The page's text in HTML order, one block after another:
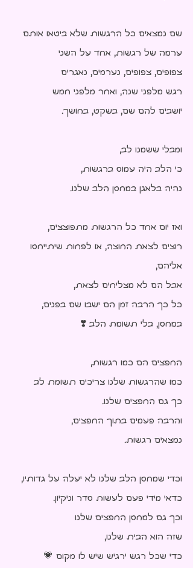
שם נמצאים כל הרגשות שלא ביטאו אותם
ערמה של רגשות, אחד על השני
צפופים, צפופים, נערמים, נאגרים
רגש מלפני שנה, ואחר מלפני חמש
יושבים להם שם, בשקט, בחושך.
ומבלי ששמנו לב,
כי הלב היה עמוס ברגשות,
נהיה בלאגן במחסן הלב שלנו.
ואז יום אחד כל הרגשות מתפוצצים,
רוצים לצאת החוצה, או לפחות שיתייחסו
אליהם,
אבל הם לא מצליחים לצאת,
כל כך הרבה זמן הם ישבו שם בפנים,
במחסן, בלי תשומת הלב ❣️
החפצים הם כמו רגשות,
כמו שהרגשות שלנו צריכים תשומת לב
כך גם החפצים שלנו.
והרבה פעמים בתוך החפצים,
נמצאים רגשות.
וכדי שמחסן הלב שלנו לא יעלה על גדותיו,
כדאי מידי פעם לעשות סדר וניקיון.
וכך גם למחסן החפצים שלנו
שזה הוא הבית שלנו,
כדי שכל רגש ירגיש שיש לו מקום 💗